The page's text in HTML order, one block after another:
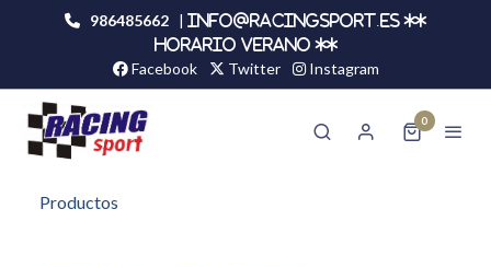
986485662 |
info@racingsport.es **
HORARIO VERANO **
Facebook Twitter Instagram
0
Productos